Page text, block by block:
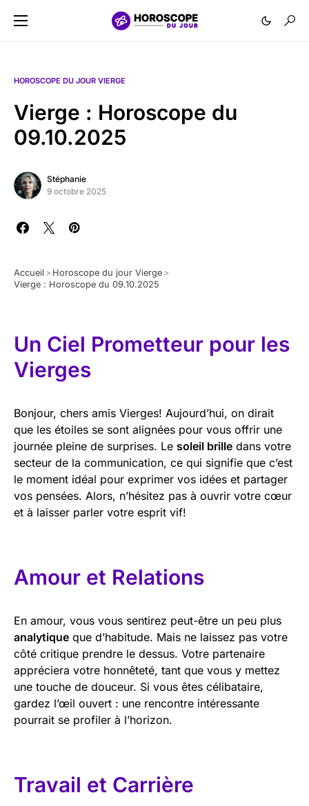
HOROSCOPE DU JOUR VIERGE
Vierge : Horoscope du
09.10.2025
Stéphanie
9 octobre 2025
Accueil > Horoscope du jour Vierge >
Vierge : Horoscope du 09.10.2025
Un Ciel Prometteur pour les
Vierges
Bonjour, chers amis Vierges! Aujourd’hui, on dirait
que les étoiles se sont alignées pour vous offrir une
journée pleine de surprises. Le soleil brille dans votre
secteur de la communication, ce qui signifie que c’est
le moment idéal pour exprimer vos idées et partager
vos pensées. Alors, n’hésitez pas à ouvrir votre cœur
et à laisser parler votre esprit vif!
Amour et Relations
En amour, vous vous sentirez peut-être un peu plus
analytique que d’habitude. Mais ne laissez pas votre
côté critique prendre le dessus. Votre partenaire
appréciera votre honnêteté, tant que vous y mettez
une touche de douceur. Si vous êtes célibataire,
gardez l’œil ouvert : une rencontre intéressante
pourrait se profiler à l’horizon.
Travail et Carrière